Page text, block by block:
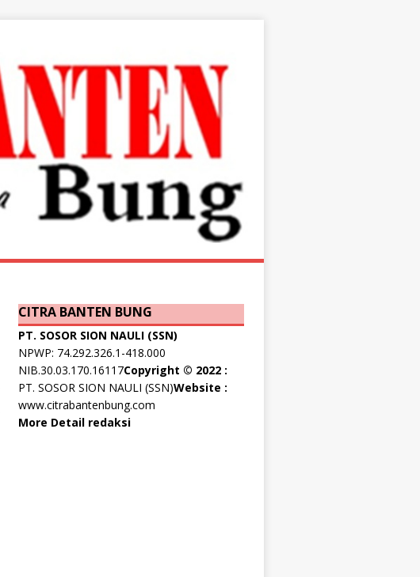
CITRA BANTEN BUNG
PT. SOSOR SION NAULI (SSN)
NPWP: 74.292.326.1-418.000
NIB.30.03.170.16117Copyright © 2022 :
PT. SOSOR SION NAULI (SSN)Website :
www.citrabantenbung.com
More Detail redaksi